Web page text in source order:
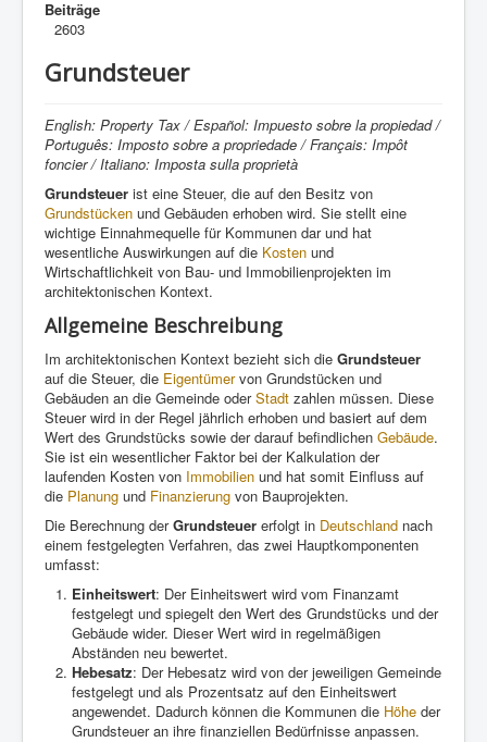
Beiträge
2603
Grundsteuer
English: Property Tax / Español: Impuesto sobre la propiedad /
Português: Imposto sobre a propriedade / Français: Impôt
foncier / Italiano: Imposta sulla proprietà
Grundsteuer ist eine Steuer, die auf den Besitz von
Grundstücken und Gebäuden erhoben wird. Sie stellt eine
wichtige Einnahmequelle für Kommunen dar und hat
wesentliche Auswirkungen auf die Kosten und
Wirtschaftlichkeit von Bau- und Immobilienprojekten im
architektonischen Kontext.
Allgemeine Beschreibung
Im architektonischen Kontext bezieht sich die Grundsteuer
auf die Steuer, die Eigentümervon Grundstücken und
Gebäuden an die Gemeinde oderStadt zahlen müssen. Diese
Steuer wird in der Regel jährlich erhoben und basiert auf dem
Wert des Grundstücks sowie der darauf befindlichen Gebäude.
Sie ist ein wesentlicher Faktor bei der Kalkulation der
laufenden Kosten von Immobilien und hat somit Einfluss auf
die Planung und Finanzierung von Bauprojekten.
Die Berechnung derGrundsteuer erfolgt in Deutschland nach
einem festgelegten Verfahren, das zwei Hauptkomponenten
umfasst:
Einheitswert: Der Einheitswert wird vom Finanzamt
festgelegt und spiegelt den Wert des Grundstücks und der
Gebäude wider. Dieser Wert wird in regelmäßigen
Abständen neu bewertet.
Hebesatz: Der Hebesatz wird von der jeweiligen Gemeinde
festgelegt und als Prozentsatz auf den Einheitswert
angewendet. Dadurch können die Kommunen die Höhe der
Grundsteuer an ihre finanziellen Bedürfnisse anpassen.